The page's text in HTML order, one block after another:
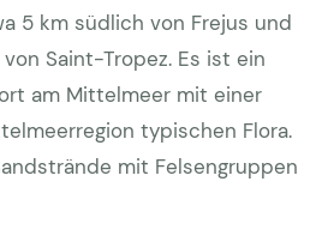
5 km südlich von Frejus und
Saint-Tropez. Es ist ein
am Mittelmeer mit einer
typischen Flora.
mit Felsengruppen